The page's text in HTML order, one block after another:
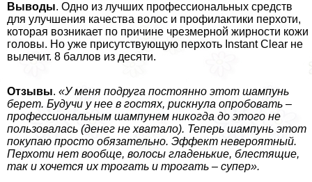
Выводы. Одно из лучших профессиональных средств
для улучшения качества волос и профилактики перхоти,
которая возникает по причине чрезмерной жирности кожи
головы. Но уже присутствующую перхоть Instant Clear не
вылечит. 8 баллов из десяти.
Отзывы. «У меня подруга постоянно этот шампунь
берет. Будучи у нее в гостях, рискнула опробовать –
профессиональным шампунем никогда до этого не
пользовалась (денег не хватало). Теперь шампунь этот
покупаю просто обязательно. Эффект невероятный.
Перхоти нет вообще, волосы гладенькие, блестящие,
так и хочется их трогать и трогать – супер».